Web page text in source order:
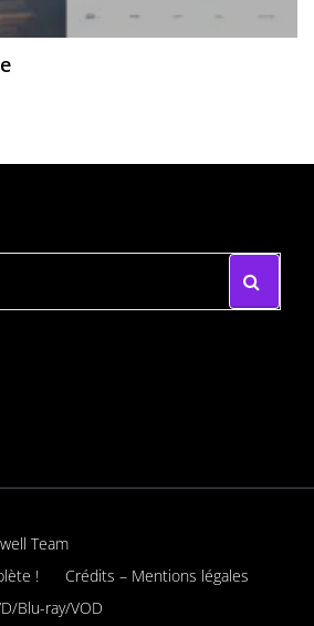
Team
!
Crédits – Mentions légales
Blu-ray/VOD